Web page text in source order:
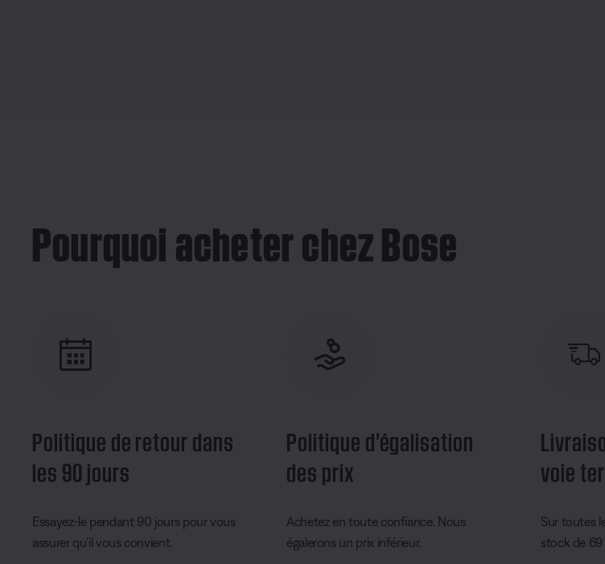
Pourquoi acheter chez Bose
Politique de retour dans
les 90 jours
Essayez-le pendant 90 jours pour vous
assurer qu’il vous convient.
Politique d’égalisation
des prix
Achetez en toute confiance. Nous
égalerons un prix inférieur.
voie
Sur toutes
stock de 69